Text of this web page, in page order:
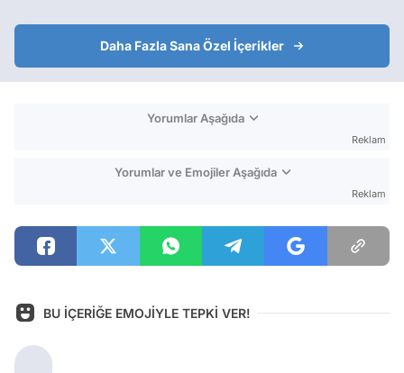
Daha Fazla Sana Özel İçerikler
Yorumlar Aşağıda
Reklam
Yorumlar ve Emojiler Aşağıda
Reklam
BU İÇERİĞE EMOJİYLE TEPKİ VER!